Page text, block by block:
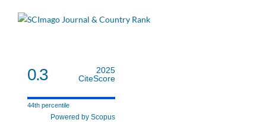
0.3
2025
CiteScore
44th percentile
Powered by Scopus